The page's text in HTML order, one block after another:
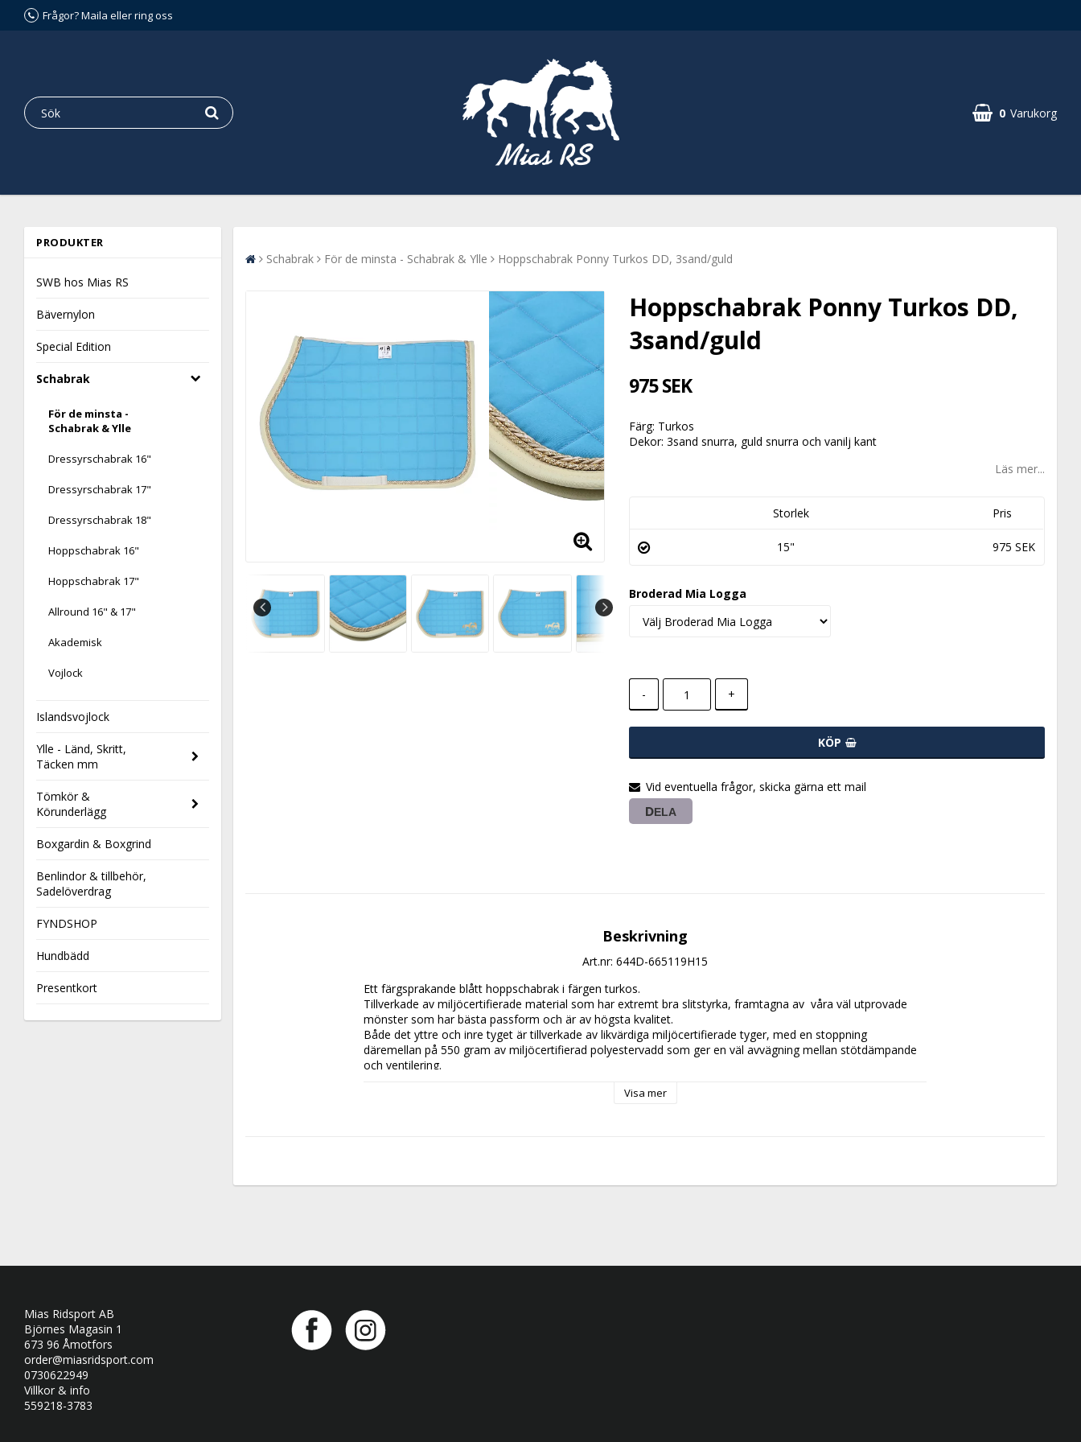
Frågor? Maila eller ring oss
0 Varukorg
PRODUKTER
SWB hos Mias RS
Bävernylon
Special Edition
Schabrak
För de minsta -
Schabrak & Ylle
Dressyrschabrak 16"
Dressyrschabrak 17"
Dressyrschabrak 18"
Hoppschabrak 16"
Hoppschabrak 17"
Allround 16" & 17"
Akademisk
Vojlock
Islandsvojlock
Ylle - Länd, Skritt,
Täcken mm
Tömkör &
Körunderlägg
Boxgardin & Boxgrind
Benlindor & tillbehör,
Sadelöverdrag
FYNDSHOP
Hundbädd
Presentkort
Schabrak För de minsta - Schabrak & Ylle Hoppschabrak Ponny Turkos DD, 3sand/guld
Hoppschabrak Ponny Turkos DD,
3sand/guld
975 SEK
Färg: Turkos
Dekor: 3sand snurra, guld snurra och vanilj kant
Läs mer...
Storlek Pris
15" 975 SEK
Broderad Mia Logga
- +
KÖP
Vid eventuella frågor, skicka gärna ett mail
DELA
Beskrivning
Art.nr: 644D-665119H15
Ett färgsprakande blått hoppschabrak i färgen turkos.
Tillverkade av miljöcertifierade material som har extremt bra slitstyrka, framtagna av  våra väl utprovade
mönster som har bästa passform och är av högsta kvalitet.
Både det yttre och inre tyget är tillverkade av likvärdiga miljöcertifierade tyger, med en stoppning
däremellan på 550 gram av miljöcertifierad polyestervadd som ger en väl avvägning mellan stötdämpande
och ventilering.
Visa mer
Mias Ridsport AB
Björnes Magasin 1
673 96 Åmotfors
order@miasridsport.com
0730622949
Villkor & info
559218-3783